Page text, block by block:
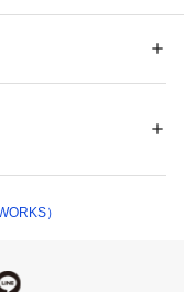
コートのようにスタ
す。
とあわせたセットア
ン 5%
をご覧ください
）